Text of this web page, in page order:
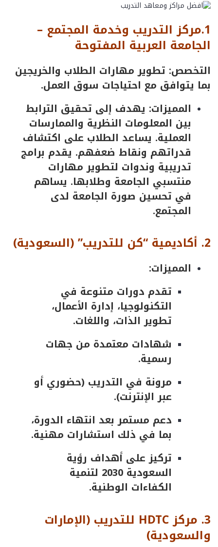
1.مركز التدريب وخدمة المجتمع –
الجامعة العربية المفتوحة
التخصص: تطوير مهارات الطلاب والخريجين
بما يتوافق مع احتياجات سوق العمل.
المميزات: يهدف إلى تحقيق الترابط
بين المعلومات النظرية والممارسات
العملية. يساعد الطلاب على اكتشاف
قدراتهم ونقاط ضعفهم. يقدم برامج
تدريبية وندوات لتطوير مهارات
منتسبي الجامعة وطلابها. يساهم
في تحسين صورة الجامعة لدى
المجتمع.
2. أكاديمية “كن للتدريب” (السعودية)
المميزات:
تقدم دورات متنوعة في
التكنولوجيا، إدارة الأعمال،
تطوير الذات، واللغات.
شهادات معتمدة من جهات
رسمية.
مرونة في التدريب (حضوري أو
عبر الإنترنت).
دعم مستمر بعد انتهاء الدورة،
بما في ذلك استشارات مهنية.
تركيز على أهداف رؤية
السعودية 2030 لتنمية
الكفاءات الوطنية.
3. مركزHDTC للتدريب (الإمارات
والسعودية)